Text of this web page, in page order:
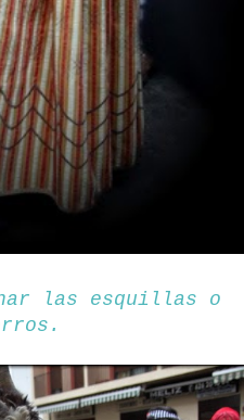
las esquillas o